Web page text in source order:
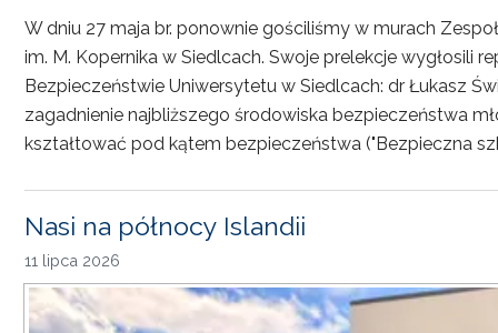
W dniu 27 maja br. ponownie gościliśmy w murach
im. M. Kopernika w Siedlcach. Swoje prelekcje wygłosili
Bezpieczeństwie Uniwersytetu w Siedlcach: dr Łukasz
zagadnienie najbliższego środowiska bezpieczeństwa
kształtować pod kątem bezpieczeństwa ("Bezpieczna
Nasi na północy Islandii
11 lipca 2026